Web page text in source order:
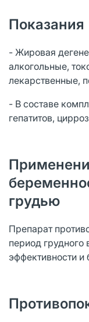
Показания
- Жировая
алкогольные,
лекарственные,
- В составе
гепатитов,
грудью
Препарат
период
эффективности и